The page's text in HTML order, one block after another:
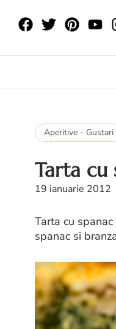
Aperitive - Gustari
Tarta cu
19 ianuarie 2012
Tarta cu
spanac si